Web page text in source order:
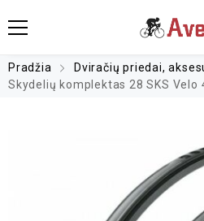
Pradžia
Dviračių priedai,
Skydelių komplektas 28 SKS Velo